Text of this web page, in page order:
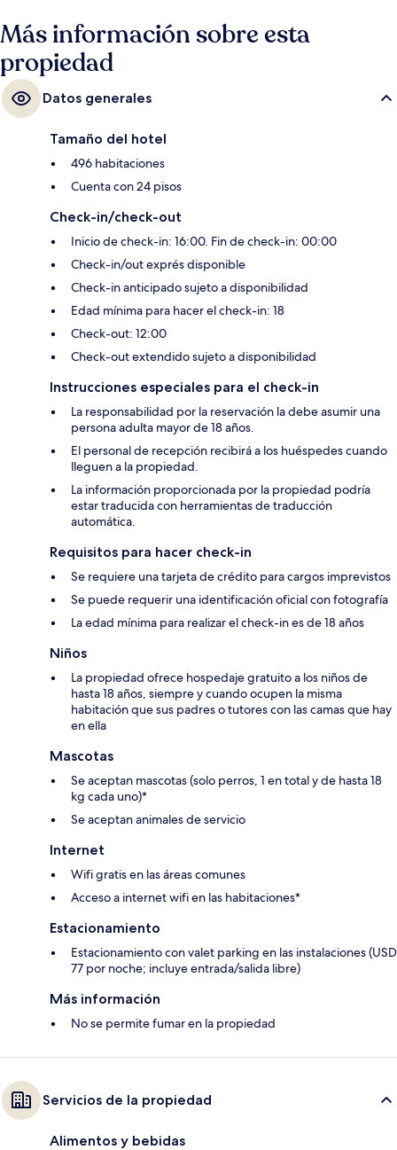
metro 7th Street - Metro Center queda a unos pasos y Estación de
metro Pershing Square está a 11 minutos.
Más información sobre esta
propiedad
Datos generales
Tamaño del hotel
496 habitaciones
Cuenta con 24 pisos
Check-in/check-out
Inicio de check-in: 16:00. Fin de check-in: 00:00
Check-in/out exprés disponible
Check-in anticipado sujeto a disponibilidad
Edad mínima para hacer el check-in: 18
Check-out: 12:00
Check-out extendido sujeto a disponibilidad
Instrucciones especiales para el check-in
La responsabilidad por la reservación la debe asumir una
persona adulta mayor de 18 años.
El personal de recepción recibirá a los huéspedes cuando
lleguen a la propiedad.
La información proporcionada por la propiedad podría
estar traducida con herramientas de traducción
automática.
Requisitos para hacer check-in
Se requiere una tarjeta de crédito para cargos imprevistos
Se puede requerir una identificación oficial con fotografía
La edad mínima para realizar el check-in es de 18 años
Niños
La propiedad ofrece hospedaje gratuito a los niños de
hasta 18 años, siempre y cuando ocupen la misma
habitación que sus padres o tutores con las camas que hay
en ella
Mascotas
Se aceptan mascotas (solo perros, 1 en total y de hasta 18
kg cada uno)*
Se aceptan animales de servicio
Internet
Wifi gratis en las áreas comunes
Acceso a internet wifi en las habitaciones*
Estacionamiento
Estacionamiento con valet parking en las instalaciones (USD
77 por noche; incluye entrada/salida libre)
Más información
No se permite fumar en la propiedad
Servicios de la propiedad
Alimentos y bebidas